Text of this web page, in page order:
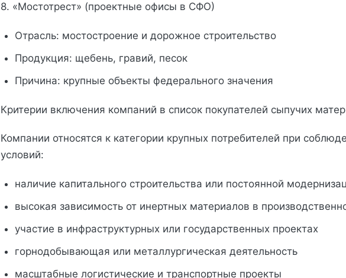
8. «Мостотрест» (проектные офисы в СФО)
Отрасль: мостостроение и дорожное строительство
Продукция: щебень, гравий, песок
Причина: крупные объекты федерального значения
Критерии включения компаний в список покупателей сыпучих
Компании относятся к категории крупных потребителей при
условий:
наличие капитального строительства или постоянной
высокая зависимость от инертных материалов в
участие в инфраструктурных или государственных проектах
горнодобывающая или металлургическая деятельность
масштабные логистические и транспортные проекты